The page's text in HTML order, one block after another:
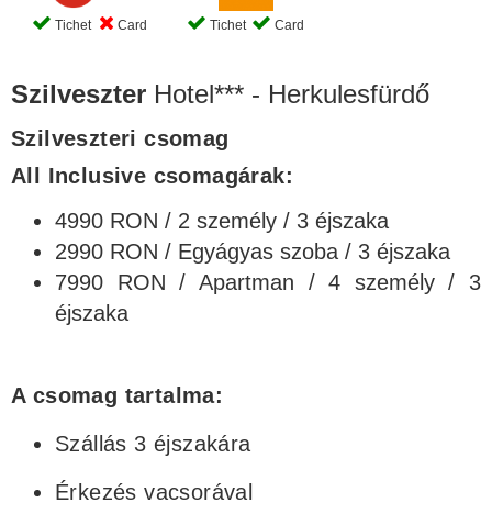
Tichet Card Tichet Card
Szilveszter Hotel*** - Herkulesfürdő
Szilveszteri csomag
All Inclusive csomagárak:
4990 RON / 2 személy / 3 éjszaka
2990 RON / Egyágyas szoba / 3 éjszaka
7990 RON / Apartman / 4 személy / 3
éjszaka
A csomag tartalma:
Szállás 3 éjszakára
Érkezés vacsorával